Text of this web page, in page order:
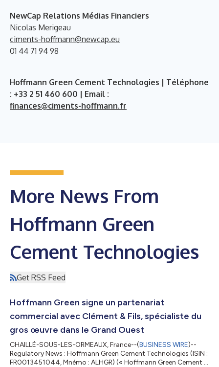
NewCap Relations Médias Financiers
Nicolas Merigeau
ciments-hoffmann@newcap.eu
01 44 71 94 98
Hoffmann Green Cement Technologies | Téléphone
: +33 2 51 460 600 | Email :
finances@ciments-hoffmann.fr
More News From
Hoffmann Green
Cement Technologies
Get RSS Feed
Hoffmann Green signe un partenariat
commercial avec Clément & Fils, spécialiste du
gros œuvre dans le Grand Ouest
CHAILLÉ-SOUS-LES-ORMEAUX, France--(BUSINESS WIRE)--
Regulatory News : Hoffmann Green Cement Technologies (ISIN :
FR0013451044, Mnémo : ALHGR) (« Hoffmann Green Cement »